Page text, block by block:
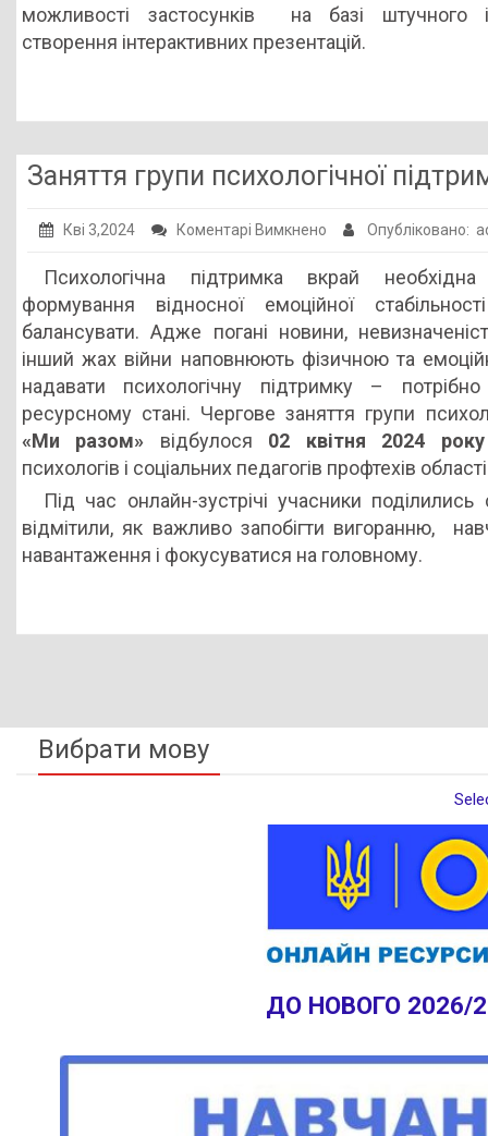
можливості застосунків на базі штучного
створення інтерактивних презентацій.
Заняття групи психологічної
Кві 3,2024 Коментарі Вимкнено до
групи
психологічної
підтримки
«Ми
разом»
Опубліковано:
Психологічна підтримка вкрай
формування відносної емоційної
балансувати. Адже погані новини,
інший жах війни наповнюють фізичною та
надавати психологічну підтримку –
ресурсному стані. Чергове заняття групи
«Ми разом» відбулося 02 квітня 2024 року
психологів і соціальних педагогів профтехів
Під час онлайн-зустрічі учасники
відмітили, як важливо запобігти вигоранню,
навантаження і фокусуватися на головному.
Вибрати мову
ДО НОВОГО 2026/